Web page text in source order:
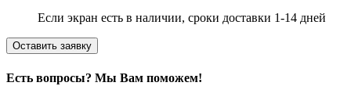
Если экран есть в наличии, сроки доставки 1-14 дней
Оставить заявку
Есть вопросы? Мы Вам поможем!